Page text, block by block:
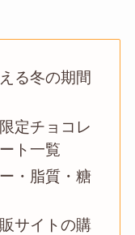
る冬の期間
定チョコレ
ト一覧
・脂質・糖
サイトの購